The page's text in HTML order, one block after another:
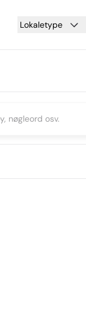
Lokaletype